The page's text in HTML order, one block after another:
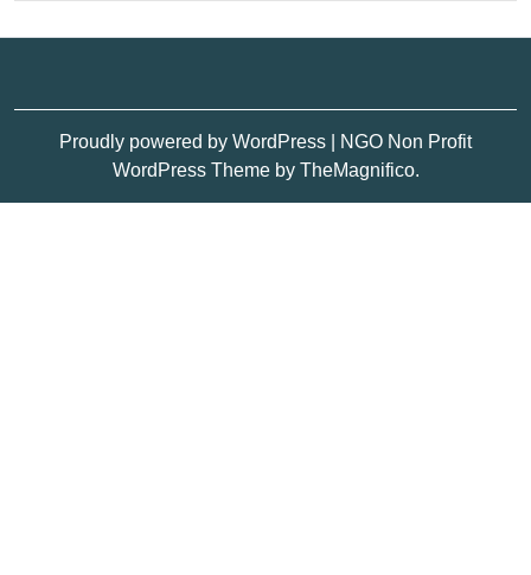
Proudly powered by WordPress
NGO Non Profit
WordPress Theme by TheMagnifico.